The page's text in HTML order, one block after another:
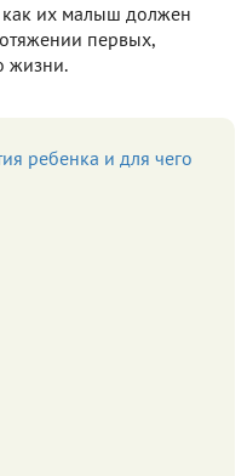
их малыш должен
первых,
жизни.
ребенка и для чего